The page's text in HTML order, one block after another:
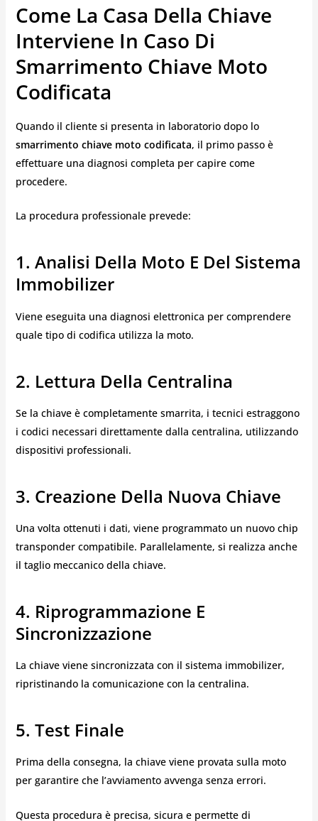
Come La Casa Della Chiave
Interviene In Caso Di
Smarrimento Chiave Moto
Codificata
Quando il cliente si presenta in laboratorio dopo lo
smarrimento chiave moto codificata, il primo passo è
effettuare una diagnosi completa per capire come
procedere.
La procedura professionale prevede:
1. Analisi Della Moto E Del Sistema
Immobilizer
Viene eseguita una diagnosi elettronica per comprendere
quale tipo di codifica utilizza la moto.
2. Lettura Della Centralina
Se la chiave è completamente smarrita, i tecnici estraggono
i codici necessari direttamente dalla centralina, utilizzando
dispositivi professionali.
3. Creazione Della Nuova Chiave
Una volta ottenuti i dati, viene programmato un nuovo chip
transponder compatibile. Parallelamente, si realizza anche
il taglio meccanico della chiave.
4. Riprogrammazione E
Sincronizzazione
La chiave viene sincronizzata con il sistema immobilizer,
ripristinando la comunicazione con la centralina.
5. Test Finale
Prima della consegna, la chiave viene provata sulla moto
per garantire che l’avviamento avvenga senza errori.
Questa procedura è precisa, sicura e permette di